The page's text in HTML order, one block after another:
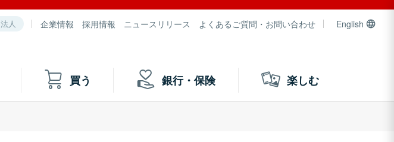
法人 企業情報 採用情報 ニュースリリース よくあるご質問・お問い合わせ English
買う 銀行・保険 楽しむ